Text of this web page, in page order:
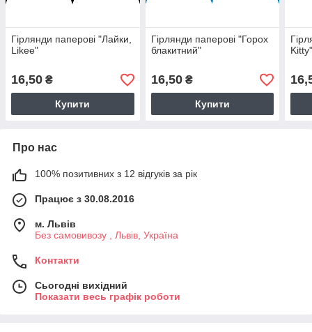
Гірлянди паперові "Лайки,
Likee"
16,50 ₴
Купити
Гірлянди паперові "Горох
блакитний"
16,50₴
Купити
Про нас
100% позитивних з 12 відгуків за рік
Працює з 30.08.2016
м. Львів
Без самовивозу , Львів, Україна
Контакти
Сьогодні вихідний
Показати весь графік роботи